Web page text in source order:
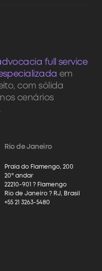
full service
em
com sólida
cenários
Rio de Janeiro
Praia do Flamengo, 200
20º andar
22210-901 ? Flamengo
Rio de Janeiro ? RJ, Brasil
+55 21 3263-5480